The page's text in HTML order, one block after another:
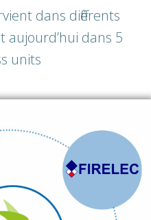
dans différents
aujourd’hui dans 5
units